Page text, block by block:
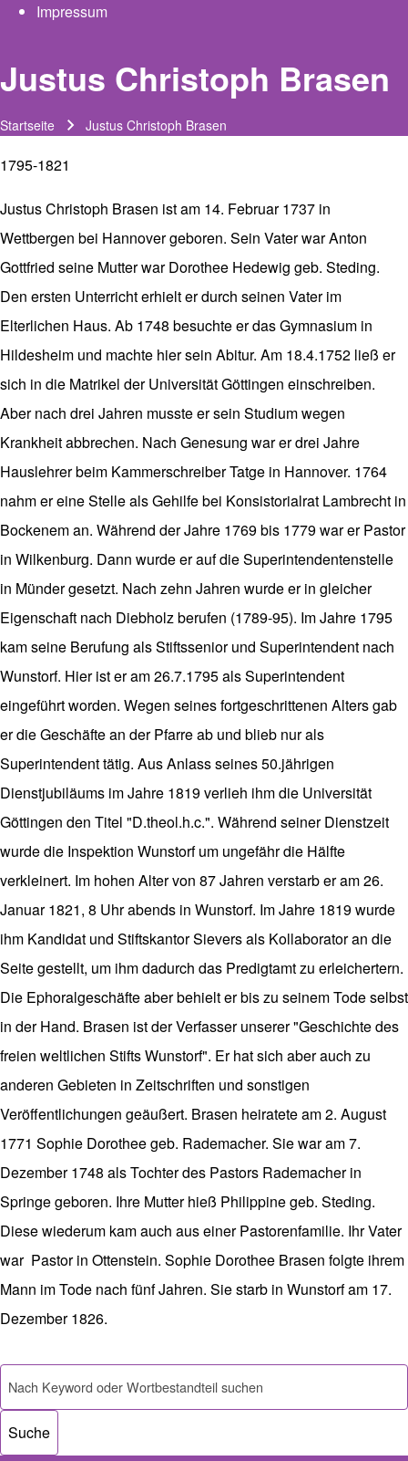
Impressum
Justus Christoph Brasen
Pfadnavigation
Startseite Justus Christoph Brasen
1795-1821
Justus Christoph Brasen ist am 14. Februar 1737 in
Wettbergen bei Hannover geboren. Sein Vater war Anton
Gottfried seine Mutter war Dorothee Hedewig geb. Steding.
Den ersten Unterricht erhielt er durch seinen Vater im
Elterlichen Haus. Ab 1748 besuchte er das Gymnasium in
Hildesheim und machte hier sein Abitur. Am 18.4.1752 ließ er
sich in die Matrikel der Universität Göttingen einschreiben.
Aber nach drei Jahren musste er sein Studium wegen
Krankheit abbrechen. Nach Genesung war er drei Jahre
Hauslehrer beim Kammerschreiber Tatge in Hannover. 1764
nahm er eine Stelle als Gehilfe bei Konsistorialrat Lambrecht in
Bockenem an. Während der Jahre 1769 bis 1779 war er Pastor
in Wilkenburg. Dann wurde er auf die Superintendentenstelle
in Münder gesetzt. Nach zehn Jahren wurde er in gleicher
Eigenschaft nach Diebholz berufen (1789-95). Im Jahre 1795
kam seine Berufung als Stiftssenior und Superintendent nach
Wunstorf. Hier ist er am 26.7.1795 als Superintendent
eingeführt worden. Wegen seines fortgeschrittenen Alters gab
er die Geschäfte an der Pfarre ab und blieb nur als
Superintendent tätig. Aus Anlass seines 50.jährigen
Dienstjubiläums im Jahre 1819 verlieh ihm die Universität
Göttingen den Titel "D.theol.h.c.". Während seiner Dienstzeit
wurde die Inspektion Wunstorf um ungefähr die Hälfte
verkleinert. Im hohen Alter von 87 Jahren verstarb er am 26.
Januar 1821, 8 Uhr abends in Wunstorf. Im Jahre 1819 wurde
ihm Kandidat und Stiftskantor Sievers als Kollaborator an die
Seite gestellt, um ihm dadurch das Predigtamt zu erleichertern.
Die Ephoralgeschäfte aber behielt er bis zu seinem Tode selbst
in der Hand. Brasen ist der Verfasser unserer "Geschichte des
freien weltlichen Stifts Wunstorf". Er hat sich aber auch zu
anderen Gebieten in Zeitschriften und sonstigen
Veröffentlichungen geäußert. Brasen heiratete am 2. August
1771 Sophie Dorothee geb. Rademacher. Sie war am 7.
Dezember 1748 als Tochter des Pastors Rademacher in
Springe geboren. Ihre Mutter hieß Philippine geb. Steding.
Diese wiederum kam auch aus einer Pastorenfamilie. Ihr Vater
war Pastor in Ottenstein. Sophie Dorothee Brasen folgte ihrem
Mann im Tode nach fünf Jahren. Sie starb in Wunstorf am 17.
Dezember 1826.
Suche